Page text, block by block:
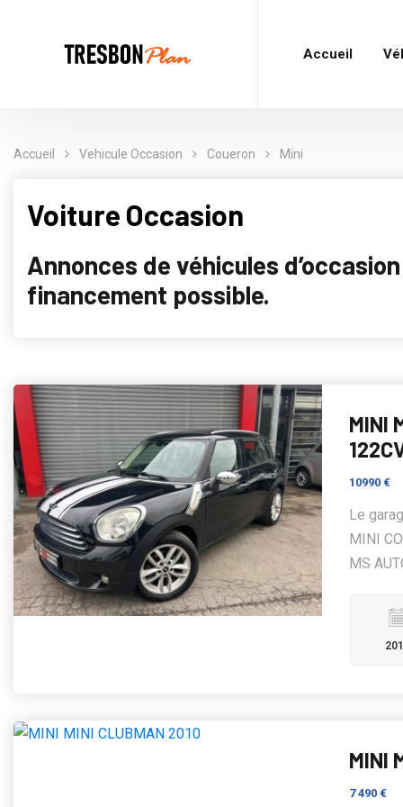
Accueil
Accueil Vehicule Occasion Coueron Mini
Voiture Occasion
Annonces de véhicules
financement possible.
MINI
10990 €
Le
MINI
MS
MINI
7 490 €